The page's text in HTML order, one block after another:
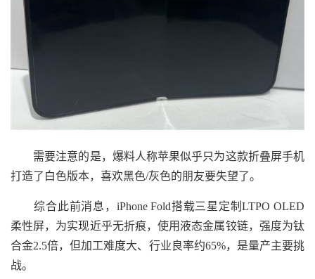
需要注意的是，爆料人称苹果似乎只为这款折叠屏手机
打造了白色版本，喜欢黑色/灰色的朋友要失望了。
综合此前消息，iPhone Fold搭载三星定制LTPO OLED
柔性屏，为实现近乎无折痕，使用液态金属铰链，强度为钛
合金2.5倍，但加工难度大、行业良率约65%，是量产主要挑
战。